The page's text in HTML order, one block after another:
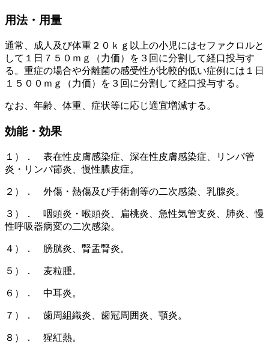
用法・用量
通常、成人及び体重２０ｋｇ以上の小児にはセファクロルと
して１日７５０ｍｇ（力価）を３回に分割して経口投与す
る。重症の場合や分離菌の感受性が比較的低い症例には１日
１５００ｍｇ（力価）を３回に分割して経口投与する。
なお、年齢、体重、症状等に応じ適宜増減する。
効能・効果
１）． 表在性皮膚感染症、深在性皮膚感染症、リンパ管
炎・リンパ節炎、慢性膿皮症。
２）． 外傷・熱傷及び手術創等の二次感染、乳腺炎。
３）． 咽頭炎・喉頭炎、扁桃炎、急性気管支炎、肺炎、慢
性呼吸器病変の二次感染。
４）． 膀胱炎、腎盂腎炎。
５）． 麦粒腫。
６）． 中耳炎。
７）． 歯周組織炎、歯冠周囲炎、顎炎。
８）． 猩紅熱。